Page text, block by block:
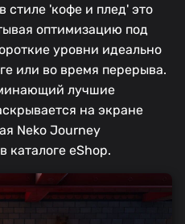
стиле 'кофе и плед' это
оптимизацию под
уровни идеально
или во время перерыва.
лучшие
на экране
Neko Journey
каталоге eShop.